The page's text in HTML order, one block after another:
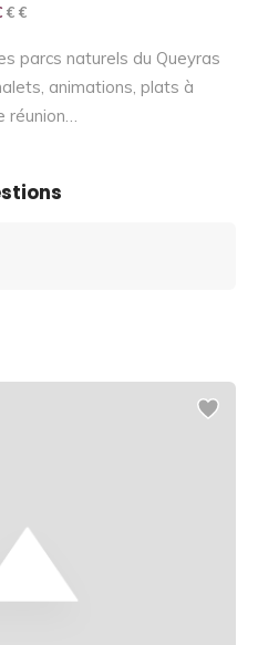
€ €
parcs naturels du Queyras
animations, plats à